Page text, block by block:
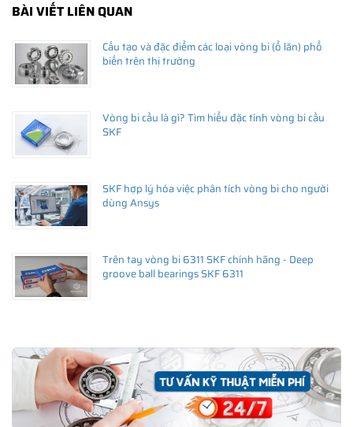
BÀI VIẾT LIÊN QUAN
Cấu tạo và đặc điểm các loại vòng bi (ổ lăn) phổ
biến trên thị trường
Vòng bi cầu là gì? Tìm hiểu đặc tính vòng bi cầu
SKF
SKF hợp lý hóa việc phân tích vòng bi cho người
dùng Ansys
Trên tay vòng bi 6311 SKF chính hãng - Deep
groove ball bearings SKF 6311